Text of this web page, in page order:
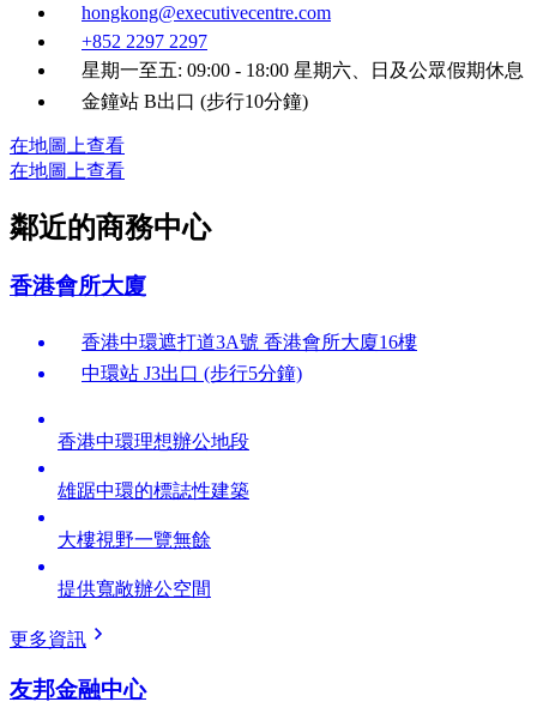
hongkong@executivecentre.com
+852 2297 2297
星期一至五: 09:00 - 18:00 星期六、日及公眾假期休息
金鐘站 B出口 (步行10分鐘)
在地圖上查看
在地圖上查看
鄰近的商務中心
香港會所大廈
香港中環遮打道3A號 香港會所大廈16樓
中環站 J3出口 (步行5分鐘)
香港中環理想辦公地段
雄踞中環的標誌性建築
大樓視野一覽無餘
提供寬敞辦公空間
更多資訊
友邦金融中心